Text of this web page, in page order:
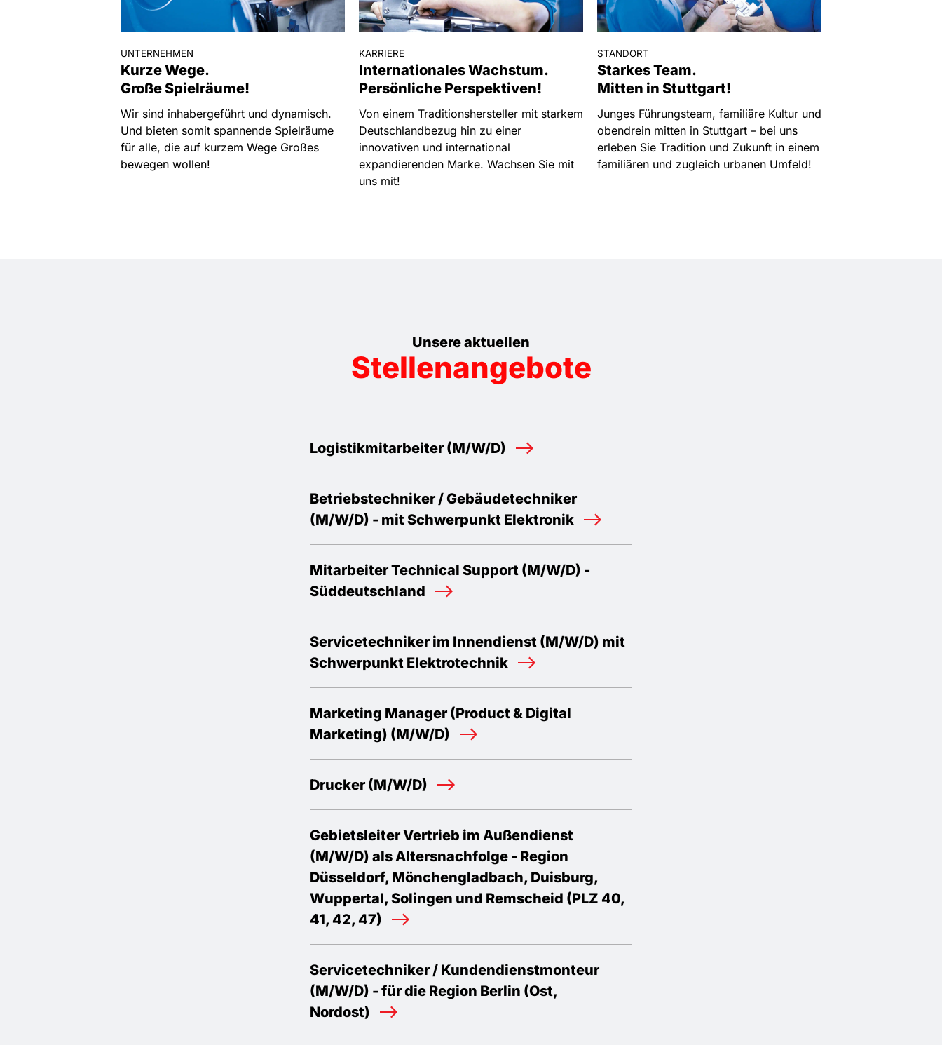
UNTERNEHMEN
Kurze Wege.
Große Spielräume!
Wir sind inhabergeführt und dynamisch.
Und bieten somit spannende Spielräume
für alle, die auf kurzem Wege Großes
bewegen wollen!
KARRIERE
Internationales Wachstum.
Persönliche Perspektiven!
Von einem Traditionshersteller mit starkem
Deutschlandbezug hin zu einer
innovativen und international
expandierenden Marke. Wachsen Sie mit
uns mit!
STANDORT
Starkes Team.
Mitten in Stuttgart!
Junges Führungsteam, familiäre Kultur und
obendrein mitten in Stuttgart – bei uns
erleben Sie Tradition und Zukunft in einem
familiären und zugleich urbanen Umfeld!
Unsere aktuellen
Stellenangebote
Logistikmitarbeiter (M/W/D)
Betriebstechniker / Gebäudetechniker
(M/W/D) - mit Schwerpunkt Elektronik
Mitarbeiter Technical Support (M/W/D) -
Süddeutschland
Servicetechniker im Innendienst (M/W/D) mit
Schwerpunkt Elektrotechnik
Marketing Manager (Product & Digital
Marketing) (M/W/D)
Drucker (M/W/D)
Gebietsleiter Vertrieb im Außendienst
(M/W/D) als Altersnachfolge - Region
Düsseldorf, Mönchengladbach, Duisburg,
Wuppertal, Solingen und Remscheid (PLZ 40,
41, 42, 47)
Servicetechniker / Kundendienstmonteur
(M/W/D) - für die Region Berlin (Ost,
Nordost)